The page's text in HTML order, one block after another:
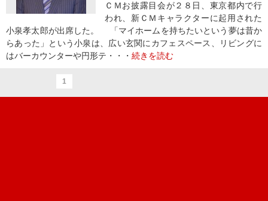
ＣＭお披露目会が２８日、東京都内で行
われ、新ＣＭキャラクターに起用された
小泉孝太郎が出席した。 「マイホームを持ちたいという夢は昔か
らあった」という小泉は、広い玄関にカフェスペース、リビングに
はバーカウンターや円形テ・・・ 続きを読む
1